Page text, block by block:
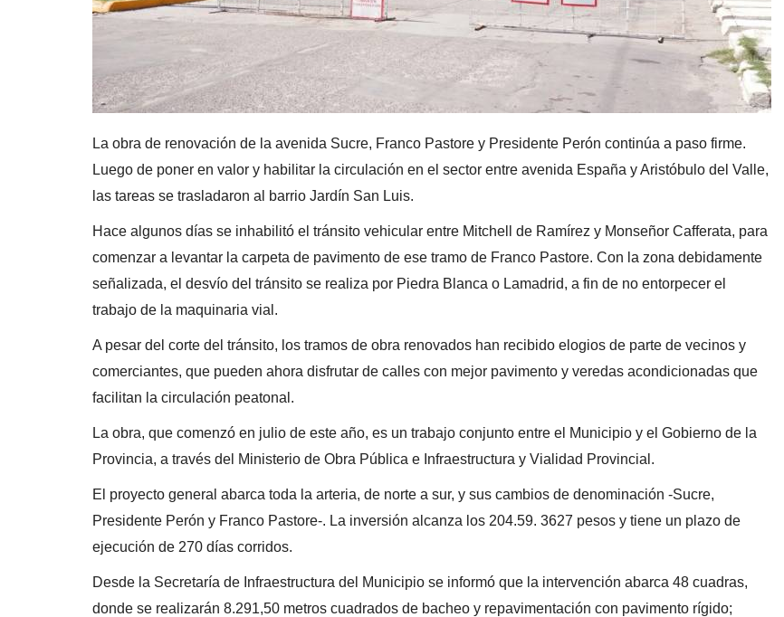
La obra de renovación de la avenida Sucre, Franco Pastore y Presidente Perón continúa a paso firme.
Luego de poner en valor y habilitar la circulación en el sector entre avenida España y Aristóbulo del Valle,
las tareas se trasladaron al barrio Jardín San Luis.
Hace algunos días se inhabilitó el tránsito vehicular entre Mitchell de Ramírez y Monseñor Cafferata, para
comenzar a levantar la carpeta de pavimento de ese tramo de Franco Pastore. Con la zona debidamente
señalizada, el desvío del tránsito se realiza por Piedra Blanca o Lamadrid, a fin de no entorpecer el
trabajo de la maquinaria vial.
A pesar del corte del tránsito, los tramos de obra renovados han recibido elogios de parte de vecinos y
comerciantes, que pueden ahora disfrutar de calles con mejor pavimento y veredas acondicionadas que
facilitan la circulación peatonal.
La obra, que comenzó en julio de este año, es un trabajo conjunto entre el Municipio y el Gobierno de la
Provincia, a través del Ministerio de Obra Pública e Infraestructura y Vialidad Provincial.
El proyecto general abarca toda la arteria, de norte a sur, y sus cambios de denominación -Sucre,
Presidente Perón y Franco Pastore-. La inversión alcanza los 204.59. 3627 pesos y tiene un plazo de
ejecución de 270 días corridos.
Desde la Secretaría de Infraestructura del Municipio se informó que la intervención abarca 48 cuadras,
donde se realizarán 8.291,50 metros cuadrados de bacheo y repavimentación con pavimento rígido;